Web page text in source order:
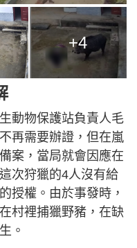
+4
動物保護站負責人毛
再需要辦證，但在嵐
案，當局就會因應在
次狩獵的4人沒有給
授權。由於事發時，
村裡捕獵野豬，在缺
。